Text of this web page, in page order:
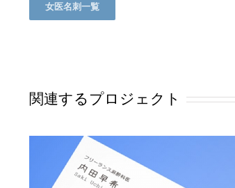
女医名刺一覧
関連するプロジェクト